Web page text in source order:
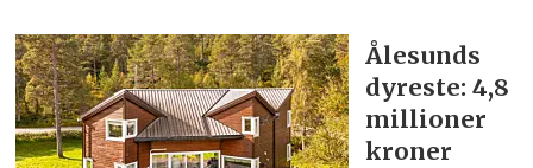
Ålesunds
dyreste: 4,8
millioner
kroner